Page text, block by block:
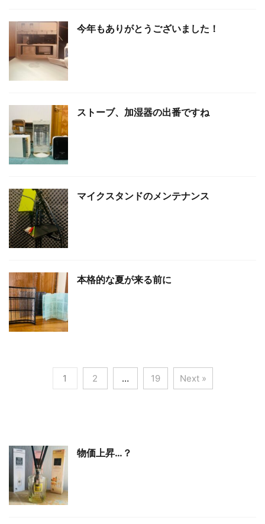
今年もありがとうございました！
ストーブ、加湿器の出番ですね
マイクスタンドのメンテナンス
本格的な夏が来る前に
1 2 … 19 Next »
物価上昇…？